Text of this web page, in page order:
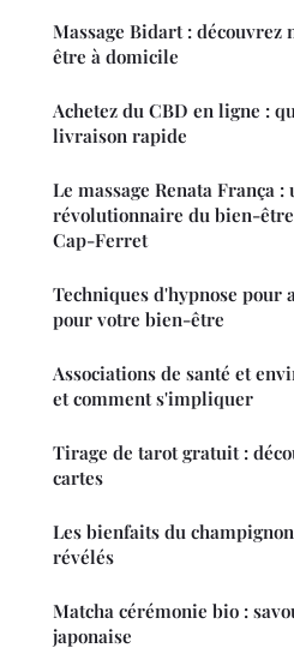
Massage Bidart : découvrez
être à domicile
Achetez du CBD en ligne :
livraison rapide
Le massage Renata França :
révolutionnaire du bien-
Cap-Ferret
Techniques d'hypnose pour
pour votre bien-être
Associations de santé et
et comment s'impliquer
Tirage de tarot gratuit :
cartes
Les bienfaits du
révélés
Matcha cérémonie bio :
japonaise